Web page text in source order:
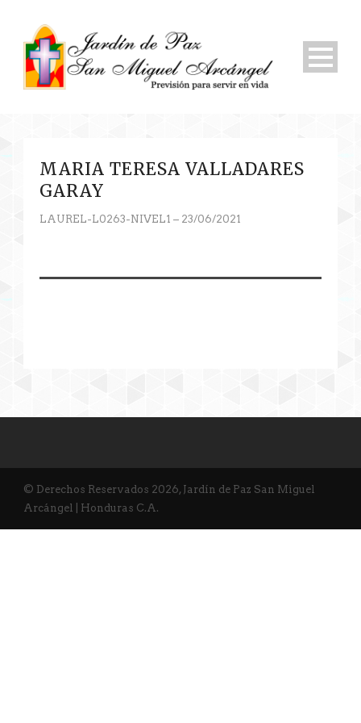
MARIA TERESA VALLADARES
GARAY
LAUREL-L0263-NIVEL1 – 23/06/2021
© Derechos Reservados 2026, Jardín de Paz San Miguel
Arcángel | Honduras C.A.